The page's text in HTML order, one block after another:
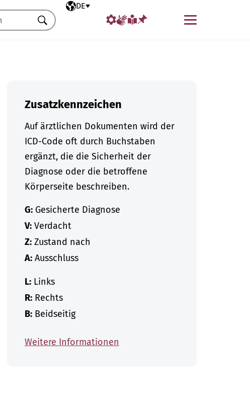
Ausgewählte Sprache
DE
Menü
Suchen
Zusatzkennzeichen
Auf ärztlichen Dokumenten wird der
ICD-Code oft durch Buchstaben
ergänzt, die die Sicherheit der
Diagnose oder die betroffene
Körperseite beschreiben.
G:Gesicherte Diagnose
V:Verdacht
Z:Zustand nach
A:Ausschluss
L:Links
R:Rechts
B:Beidseitig
Weitere Informationen